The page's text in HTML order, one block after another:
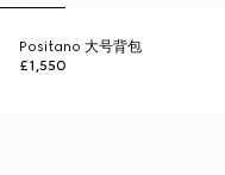
Positano 大号背包
£1,550